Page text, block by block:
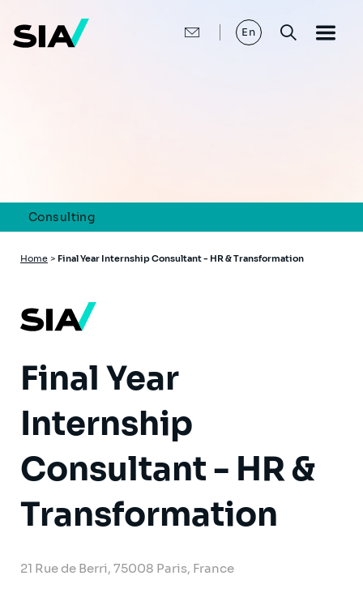
main
content
En
Consulting
Breadcrumb
Home > Final Year Internship Consultant - HR & Transformation
Final Year
Internship
Consultant - HR &
Transformation
21 Rue de Berri, 75008 Paris, France